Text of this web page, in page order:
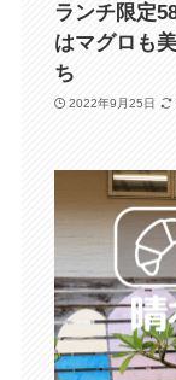
ランチ限定
はマグロも
ち
2022年9月25日